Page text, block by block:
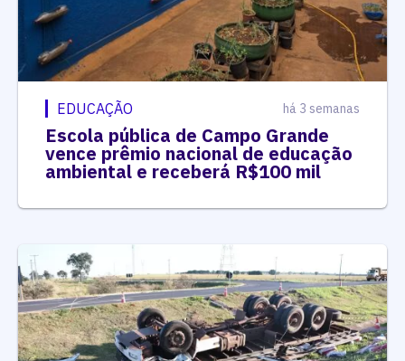
EDUCAÇÃO há 3 semanas
Escola pública de Campo Grande
vence prêmio nacional de educação
ambiental e receberá R$100 mil